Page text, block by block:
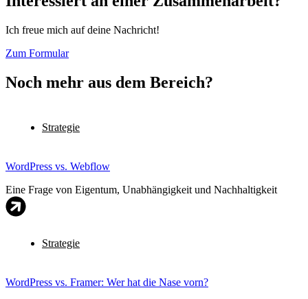
Ich freue mich auf deine Nachricht!
Zum Formular
Noch mehr aus dem Bereich?
Strategie
WordPress vs. Webflow
Eine Frage von Eigentum, Unabhängigkeit und Nachhaltigkeit
Strategie
WordPress vs. Framer: Wer hat die Nase vorn?